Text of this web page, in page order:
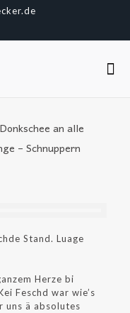
an alle
– Schnuppern
Stand. Luage
Herze bi
Feschd war wie’s
uns ä absolutes